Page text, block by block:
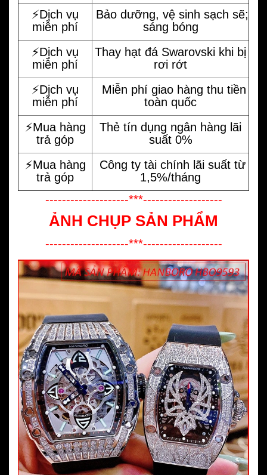
⚡️Dịch vụ
miễn phí
Bảo dưỡng, vệ sinh sạch sẽ;
sáng bóng
⚡️Dịch vụ
miễn phí
Thay hạt đá Swarovski khi bị
rơi rớt
⚡️Dịch vụ
miễn phí
Miễn phí giao hàng thu tiền
toàn quốc
⚡️Mua hàng
trả góp
Thẻ tín dụng ngân hàng lãi
suất 0%
⚡️Mua hàng
trả góp
Công ty tài chính lãi suất từ
1,5%/tháng
--------------------***-------------------
ẢNH CHỤP SẢN PHẨM
--------------------***-------------------